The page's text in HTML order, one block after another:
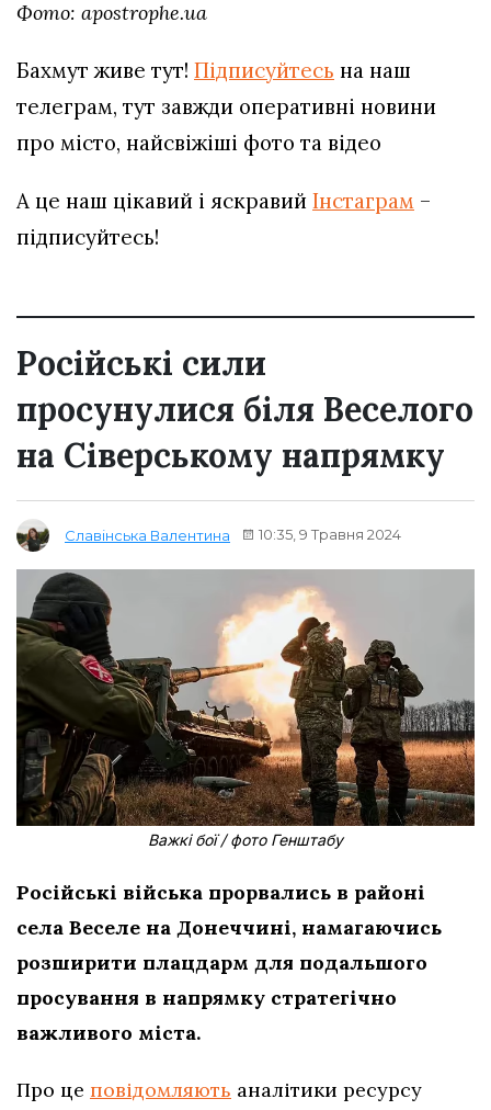
Фото: apostrophe.ua
Бахмут живе тут! Підписуйтесь на наш
телеграм, тут завжди оперативні новини
про місто, найсвіжіші фото та відео
А це наш цікавий і яскравий Інстаграм –
підписуйтесь!
Російські сили
просунулися біля Веселого
на Сіверському напрямку
Славінська Валентина 10:35, 9 Травня 2024
Важкі бої / фото Генштабу
Російські війська прорвались в районі
села Веселе на Донеччині, намагаючись
розширити плацдарм для подальшого
просування в напрямку стратегічно
важливого міста.
Про це повідомляють аналітики ресурсу